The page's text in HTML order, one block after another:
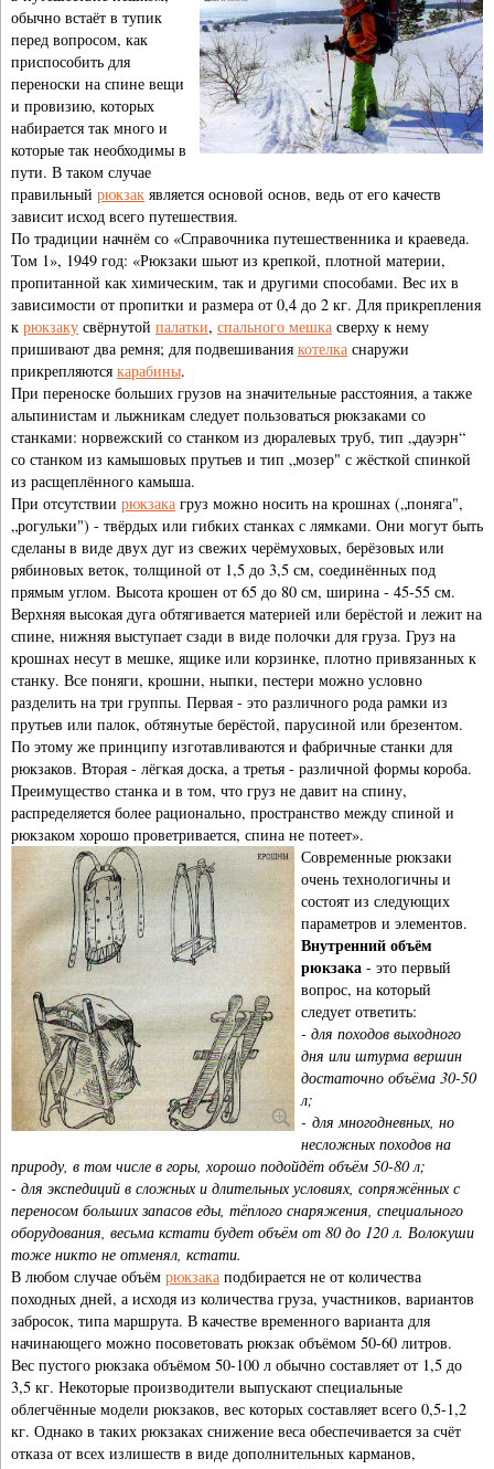
обычно встаёт в тупик
перед вопросом, как
приспособить для
переноски на спине вещи
и провизию, которых
набирается так много и
которые так необходимы в
пути. В таком случае
правильный рюкзак является основой основ, ведь от его качеств
зависит исход всего путешествия.
По традиции начнём со «Справочника путешественника и краеведа.
Том 1», 1949 год: «Рюкзаки шьют из крепкой, плотной материи,
пропитанной как химическим, так и другими способами. Вес их в
зависимости от пропитки и размера от 0,4 до 2 кг. Для прикрепления
к рюкзаку свёрнутой палатки, спального мешка сверху к нему
пришивают два ремня; для подвешивания котелка снаружи
прикрепляются карабины.
При переноске больших грузов на значительные расстояния, а также
альпинистам и лыжникам следует пользоваться рюкзаками со
станками: норвежский со станком из дюралевых труб, тип „дауэрн“
со станком из камышовых прутьев и тип „мозер" с жёсткой спинкой
из расщеплённого камыша.
При отсутствии рюкзака груз можно носить на крошнах („поняга",
„рогульки") - твёрдых или гибких станках с лямками. Они могут быть
сделаны в виде двух дуг из свежих черёмуховых, берёзовых или
рябиновых веток, толщиной от 1,5 до 3,5 см, соединённых под
прямым углом. Высота крошен от 65 до 80 см, ширина - 45-55 см.
Верхняя высокая дуга обтягивается материей или берёстой и лежит на
спине, нижняя выступает сзади в виде полочки для груза. Груз на
крошнах несут в мешке, ящике или корзинке, плотно привязанных к
станку. Все поняги, крошни, ныпки, пестери можно условно
разделить на три группы. Первая - это различного рода рамки из
прутьев или палок, обтянутые берёстой, парусиной или брезентом.
По этому же принципу изготавливаются и фабричные станки для
рюкзаков. Вторая - лёгкая доска, а третья - различной формы короба.
Преимущество станка и в том, что груз не давит на спину,
распределяется более рационально, пространство между спиной и
рюкзаком хорошо проветривается, спина не потеет».
Современные рюкзаки
очень технологичны и
состоят из следующих
параметров и элементов.
Внутренний объём
рюкзака - это первый
вопрос, на который
следует ответить:
- для походов выходного
дня или штурма вершин
достаточно объёма 30-50
л;
- для многодневных, но
несложных походов на
природу, в том числе в горы, хорошо подойдёт объём 50-80 л;
- для экспедиций в сложных и длительных условиях, сопряжённых с
переносом больших запасов еды, тёплого снаряжения, специального
оборудования, весьма кстати будет объём от 80 до 120 л. Волокуши
тоже никто не отменял, кстати.
В любом случае объём рюкзака подбирается не от количества
походных дней, а исходя из количества груза, участников, вариантов
забросок, типа маршрута. В качестве временного варианта для
начинающего можно посоветовать рюкзак объёмом 50-60 литров.
Вес пустого рюкзака объёмом 50-100 л обычно составляет от 1,5 до
3,5 кг. Некоторые производители выпускают специальные
облегчённые модели рюкзаков, вес которых составляет всего 0,5-1,2
кг. Однако в таких рюкзаках снижение веса обеспечивается за счёт
отказа от всех излишеств в виде дополнительных карманов,